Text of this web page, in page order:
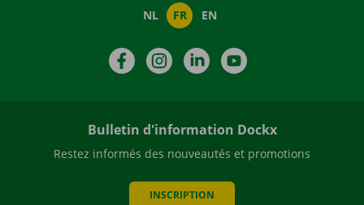
NL FR EN
FacebookInstagramLinkedIn
Bulletin d'information Dockx
Restez informés des nouveautés et promotions
INSCRIPTION